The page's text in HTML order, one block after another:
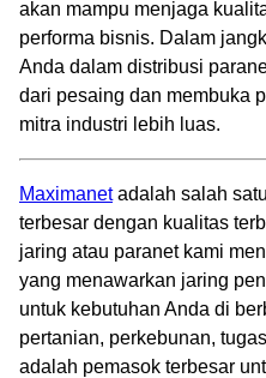
akan mampu menjaga
performa bisnis. Dalam
Anda dalam distribusi
dari pesaing dan membuka
mitra industri lebih luas.
Maximanetadalah salah
terbesar dengan kualitas
jaring atau paranet kami
yang menawarkan jaring
untuk kebutuhan Anda di
pertanian, perkebunan,
adalah pemasok terbesar